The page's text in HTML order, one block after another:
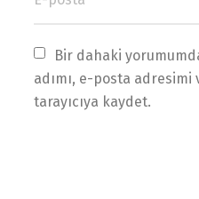
Bir dahaki
adımı, e-posta
tarayıcıya kaydet.